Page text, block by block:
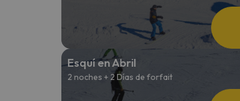
Esquí en Abril
2 noches + 2 Días de forfait